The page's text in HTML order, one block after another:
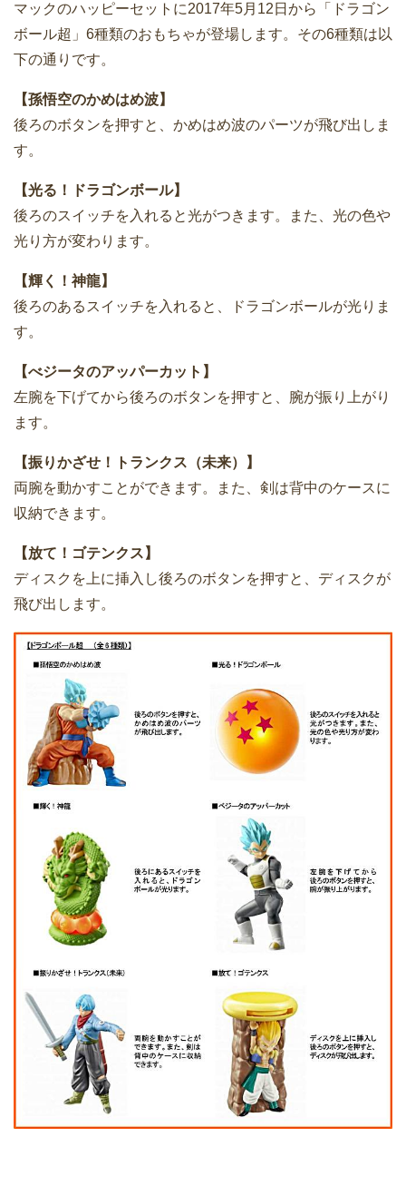
マックのハッピーセットに2017年5月12日から「ドラゴン
ボール超」6種類のおもちゃが登場します。その6種類は以
下の通りです。
【孫悟空のかめはめ波】
後ろのボタンを押すと、かめはめ波のパーツが飛び出しま
す。
【光る！ドラゴンボール】
後ろのスイッチを入れると光がつきます。また、光の色や
光り方が変わります。
【輝く！神龍】
後ろのあるスイッチを入れると、ドラゴンボールが光りま
す。
【べジータのアッパーカット】
左腕を下げてから後ろのボタンを押すと、腕が振り上がり
ます。
【振りかざせ！トランクス（未来）】
両腕を動かすことができます。また、剣は背中のケースに
収納できます。
【放て！ゴテンクス】
ディスクを上に挿入し後ろのボタンを押すと、ディスクが
飛び出します。